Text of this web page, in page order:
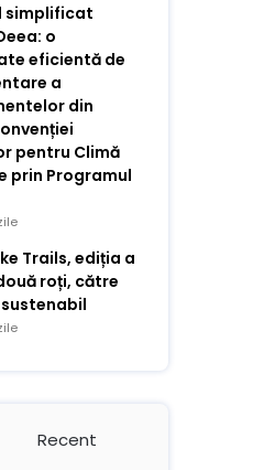
simplificat
o
eficientă de
a
din
pentru Climă
prin Programul
Trails, ediția a
roți, către
Recent